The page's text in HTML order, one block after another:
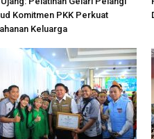
Komitmen PKK Perkuat
Keluarga